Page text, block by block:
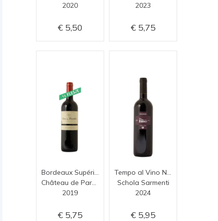
2020
5,50
2023
5,75
Bordeaux Supérieur
Château de Parenchère
2019
5,75
Tempo al Vino Negroamaro
Schola Sarmenti
2024
5,95